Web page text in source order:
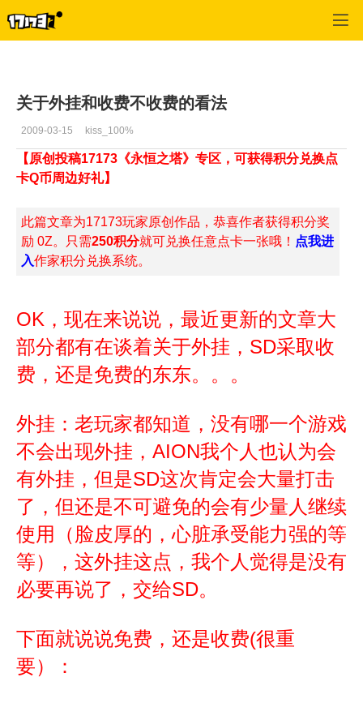
关于外挂和收费不收费的看法
2009-03-15 kiss_100%
【原创投稿17173《永恒之塔》专区，可获得积分兑换点
卡Q币周边好礼】
此篇文章为17173玩家原创作品，恭喜作者获得积分奖
励 0Z。只需250积分就可兑换任意点卡一张哦！ 点我进
入作家积分兑换系统。
OK，现在来说说，最近更新的文章大
部分都有在谈着关于外挂，SD采取收
费，还是免费的东东。。。
外挂：老玩家都知道，没有哪一个游戏
不会出现外挂，AION我个人也认为会
有外挂，但是SD这次肯定会大量打击
了，但还是不可避免的会有少量人继续
使用（脸皮厚的，心脏承受能力强的等
等），这外挂这点，我个人觉得是没有
必要再说了，交给SD。
下面就说说免费，还是收费(很重
要）：